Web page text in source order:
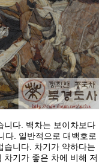
니다 백차는 보이차보다
다 일반적으로 대백호로
습니다 차기가 약하다는
차기가 좋은 차에 비해 저